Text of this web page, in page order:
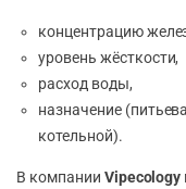
концентрацию
уровень жёсткости,
расход воды,
назначение
котельной).
В компании Vipecology